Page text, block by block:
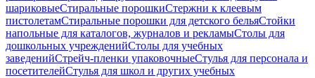
шариковыеСтиральные порошкиСтержни к клеевым
пистолетамСтиральные порошки для детского бельяСтойки
напольные для каталогов, журналов и рекламыСтолы для
дошкольных учрежденийСтолы для учебных
заведенийСтрейч-пленки упаковочныеСтулья для персонала и
посетителейСтулья для школ и других учебных